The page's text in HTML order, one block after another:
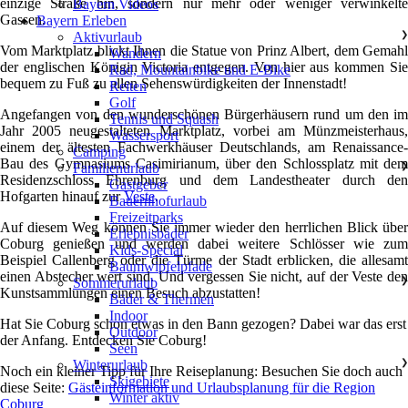
Gassen.
Vom Marktplatz blickt Ihnen die Statue von Prinz Albert, dem Gemahl
der englischen Königin Victoria entgegen. Von hier aus kommen Sie
bequem zu Fuß zu allen Sehenswürdigkeiten der Innenstadt!
Angefangen von den wunderschönen Bürgerhäusern rund um den im
Jahr 2005 neugestalteten Marktplatz, vorbei am Münzmeisterhaus,
einem der ältesten Fachwerkhäuser Deutschlands, am Renaissance-
Bau des Gymnasiums Casimirianum, über den Schlossplatz mit dem
Residenzschloss Ehrenburg und dem Landestheater durch den
Hofgarten hinauf zurVeste.
Auf diesem Weg können Sie immer wieder den herrlichen Blick über
Coburg genießen und werden dabei weitere Schlösser wie zum
Beispiel Callenberg oder die Türme der Stadt erblicken, die allesamt
einen Abstecher wert sind. Und vergessen Sie nicht, auf der Veste den
Kunstsammlungen einen Besuch abzustatten!
Hat Sie Coburg schon etwas in den Bann gezogen? Dabei war das erst
der Anfang. Entdecken Sie Coburg!
Noch ein kleiner Tipp für Ihre Reiseplanung: Besuchen Sie doch auch
diese Seite: Gästeinformation und Urlaubsplanung für die Region
Coburg
Bayern Videos
Bayern Erleben
Aktivurlaub
❯
Wandern
Rad, Mountainbike und E-Bike
Reiten
Golf
Tennis und Squash
Wassersport
Camping
Familienurlaub
❯
Gastgeber
Bauernhofurlaub
Freizeitparks
Erlebnisbäder
Kids-Special
Baumwipfelpfade
Sommerurlaub
❯
Bäder & Thermen
Indoor
Outdoor
Seen
Winterurlaub
❯
Skigebiete
Winter aktiv